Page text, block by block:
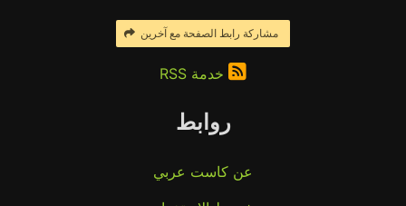
مشاركة رابط الصفحة مع آخرين
خدمة RSS
روابط
عن كاست عربي